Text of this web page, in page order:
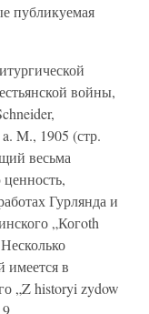
публикуемая
войны,
M., 1905 (стр.
весьма
Гурлянда и
„Когoth
имеется в
„Z historyi zydow